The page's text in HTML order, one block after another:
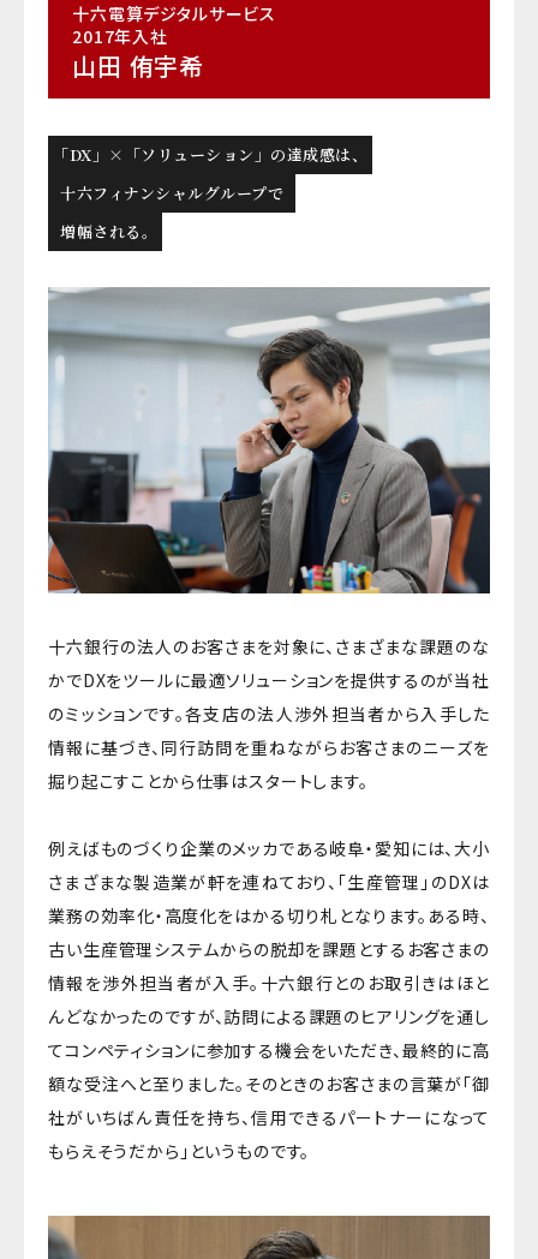
十六電算デジタルサービス
2017年入社
山田 侑宇希
「DX」×「ソリューション」の達成感は、
十六フィナンシャルグループで
増幅される。
十六銀行の法人のお客さまを対象に、さまざまな課題のな
かでDXをツールに最適ソリューションを提供するのが当社
のミッションです。各支店の法人渉外担当者から入手した
情報に基づき、同行訪問を重ねながらお客さまのニーズを
掘り起こすことから仕事はスタートします。
例えばものづくり企業のメッカである岐阜・愛知には、大小
さまざまな製造業が軒を連ねており、「生産管理」のDXは
業務の効率化・高度化をはかる切り札となります。ある時、
古い生産管理システムからの脱却を課題とするお客さまの
情報を渉外担当者が入手。十六銀行とのお取引きはほと
んどなかったのですが、訪問による課題のヒアリングを通し
てコンペティションに参加する機会をいただき、最終的に高
額な受注へと至りました。そのときのお客さまの言葉が「御
社がいちばん責任を持ち、信用できるパートナーになって
もらえそうだから」というものです。